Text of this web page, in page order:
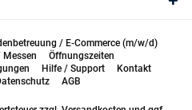
/ E-Commerce (m/w/d)
Messen
Öffnungszeiten
Hilfe / Support
Kontakt
AGB